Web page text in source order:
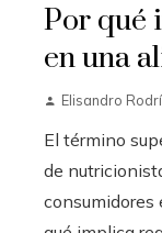
Por qué
en una
Elisandro
El término
de
consumidores